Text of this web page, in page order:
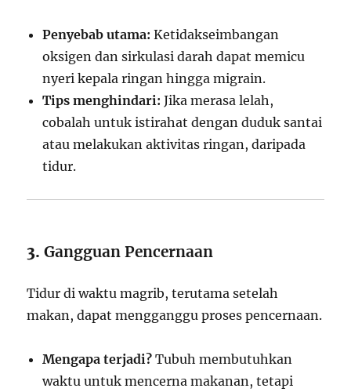
Penyebab utama: Ketidakseimbangan
oksigen dan sirkulasi darah dapat memicu
nyeri kepala ringan hingga migrain.
Tips menghindari: Jika merasa lelah,
cobalah untuk istirahat dengan duduk santai
atau melakukan aktivitas ringan, daripada
tidur.
3.Gangguan Pencernaan
Tidur di waktu magrib, terutama setelah
makan, dapat mengganggu proses pencernaan.
Mengapa terjadi? Tubuh membutuhkan
waktu untuk mencerna makanan, tetapi